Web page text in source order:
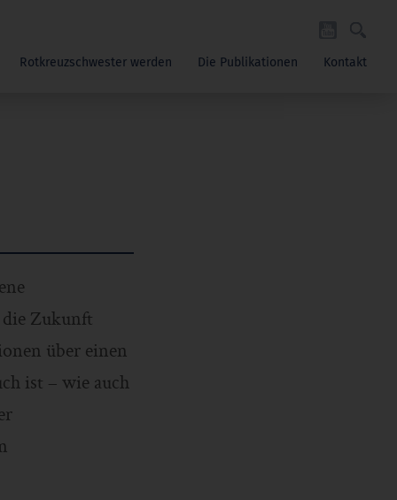
Rotkreuzschwester werden Die Publikationen Kontakt
die Zukunft
über einen
ist – wie auch